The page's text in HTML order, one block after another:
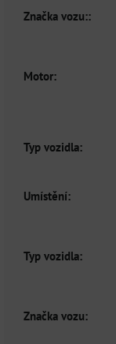
Značka vozu::
Motor:
Typ vozidla:
Umístění:
Typ vozidla:
Značka vozu: